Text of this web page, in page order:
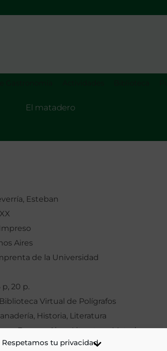
Respetamos tu privacidad
El matadero
Esteban
Impreso
Aires
de la Universidad
p, 20 p.
Biblioteca Virtual de Polígrafos
Historia, Literatura
Buenos Aires, Literatura, Mataderos,